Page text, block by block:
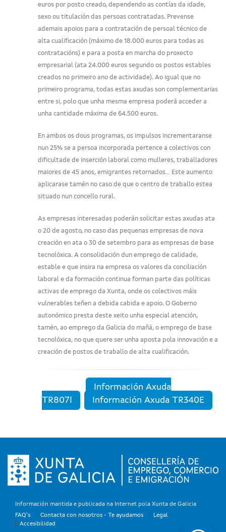
euros por posto creado, dependendo as contías da idade,
sexo ou titulación das persoas contratadas. Prevense
ademais apoios para a contratación de persoal técnico de
alta cualificación (máximo de 18.000 euros para todas as
contratacións) e para a posta en marcha do proxecto
empresarial (ata 24.000 euros segundo os postos estables
creados no primeiro ano de actividade). Ao igual que no
primeiro programa, todas estas axudas son complementarias
entre si, polo que unha mesma empresa poderá acceder a
unha cantidade máxima de 64.500 euros.
En ambos os dous programas, os impulsos incrementaranse
nun 25% se a persoa incorporada pertence a colectivos con
dificultade de inserción laboral como mulleres, traballadores
maiores de 45 anos, emigrantes retornados... Este aumento
aplicarase tamén no caso de que o centro de traballo estea
situado nun concello rural.
As empresas interesadas poderán solicitar estas axudas ata
o 20 de agosto, no caso das pequenas empresas de nova
creación en ata o 30 de setembro para as empresas de base
tecnolóxica. A consolidación dun emprego de calidade,
estable e que insira na empresa os valores da conciliación
laboral e da formación continua forman parte das políticas
activas de emprego da Xunta, onde os colectivos máis
vulnerables teñen a debida cabida e apoio. O Goberno
autonómico presta deste xeito unha especial atención,
tamén, ao emprego da Galicia do mañá, o emprego de base
tecnolóxica, no que quere ser unha aposta pola innovación e a
creación de postos de traballo de alta cualificación.
Información Axuda
TR807I
Información Axuda TR340E
Información mantida e publicada na Internet pola Xunta de Galicia
FAQ's
Contacta con nosotros - Te ayudamos
Legal
Accesibilidad